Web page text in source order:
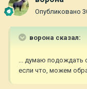
Опубликовано
ворона сказал:
... думаю подождать
если что, можем